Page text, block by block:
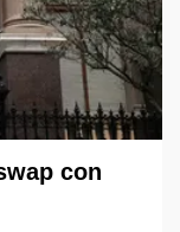
con